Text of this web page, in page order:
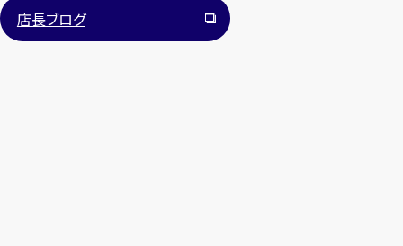
店長ブログ